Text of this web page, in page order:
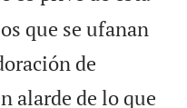
que se ufanan
de
alarde de lo que